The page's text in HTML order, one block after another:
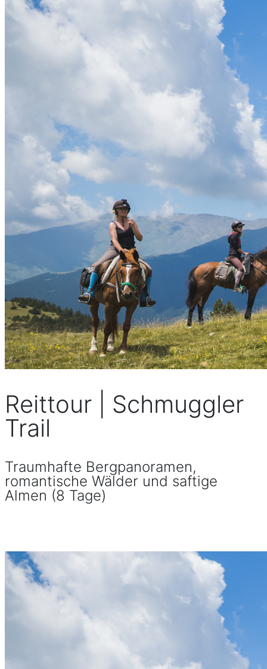
Reittour | Schmuggler
Trail
Traumhafte Bergpanoramen,
romantische Wälder und saftige
Almen (8 Tage)